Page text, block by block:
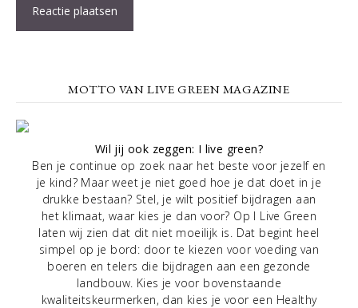
MOTTO VAN LIVE GREEN MAGAZINE
Wil jij ook zeggen: I live green?
Ben je continue op zoek naar het beste voor jezelf en
je kind? Maar weet je niet goed hoe je dat doet in je
drukke bestaan? Stel, je wilt positief bijdragen aan
het klimaat, waar kies je dan voor? Op I Live Green
laten wij zien dat dit niet moeilijk is. Dat begint heel
simpel op je bord: door te kiezen voor voeding van
boeren en telers die bijdragen aan een gezonde
landbouw. Kies je voor bovenstaande
kwaliteitskeurmerken, dan kies je voor een Healthy